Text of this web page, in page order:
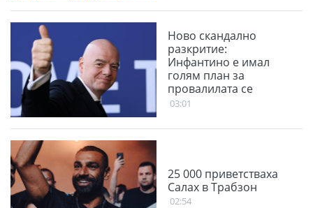
Ново скандално
разкритие:
Инфантино е имал
голям план за
провалилата се
Суперлига
03:01
25 000 приветстваха
Салах в Трабзон
02:54